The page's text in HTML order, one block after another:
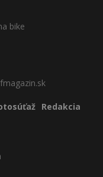
bike
Redakcia